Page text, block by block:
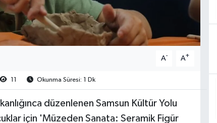
A- A+
Okunma Süresi: 1 Dk
düzenlenen Samsun Kültür Yolu
için 'Müzeden Sanata: Seramik Figür